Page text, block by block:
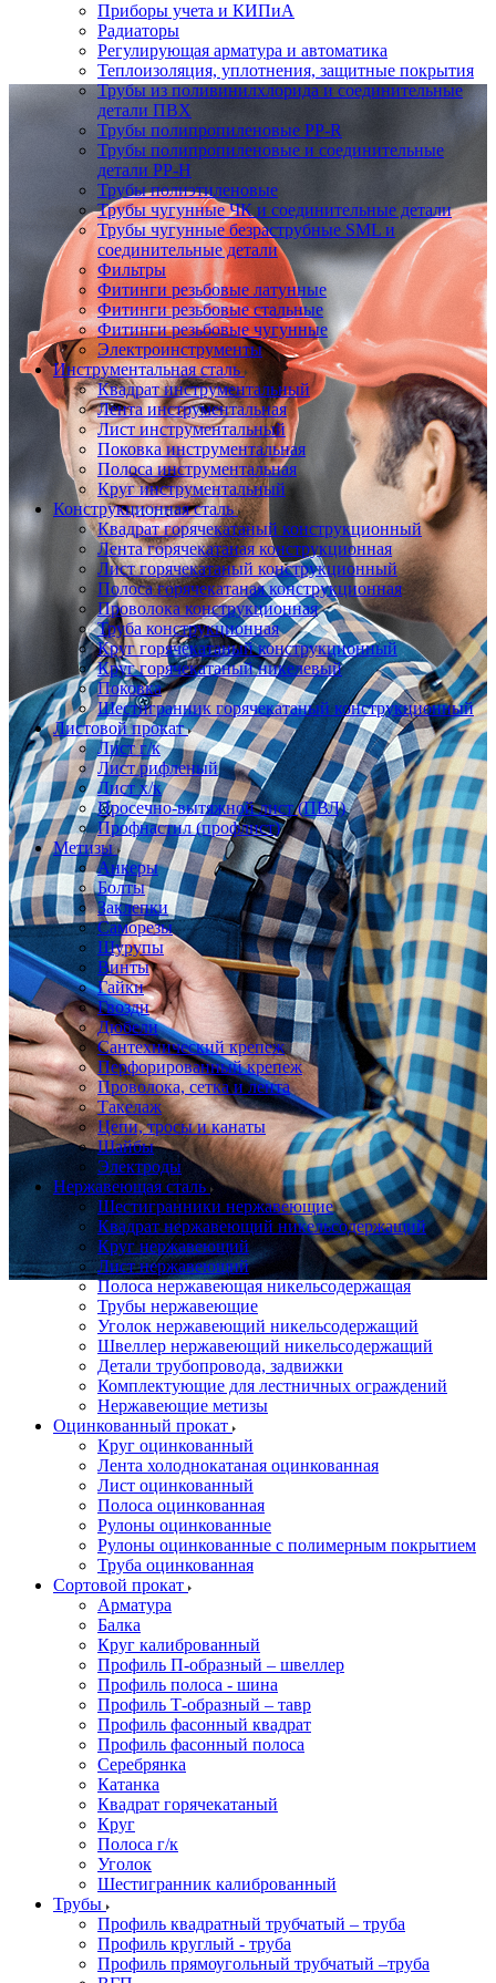
Приборы учета и КИПиА
Радиаторы
Регулирующая арматура и автоматика
Теплоизоляция, уплотнения, защитные покрытия
Трубы из поливинилхлорида и соединительные
детали ПВХ
Трубы полипропиленовые PP-R
Трубы полипропиленовые и соединительные
детали PP-H
Трубы полиэтиленовые
Трубы чугунные ЧК и соединительные детали
Трубы чугунные безраструбные SML и
соединительные детали
Фильтры
Фитинги резьбовые латунные
Фитинги резьбовые стальные
Фитинги резьбовые чугунные
Электроинструменты
Инструментальная сталь
Квадрат инструментальный
Лента инструментальная
Лист инструментальный
Поковка инструментальная
Полоса инструментальная
Круг инструментальный
Конструкционная сталь
Квадрат горячекатаный конструкционный
Лента горячекатаная конструкционная
Лист горячекатаный конструкционный
Полоса горячекатаная конструкционная
Проволока конструкционная
Труба конструкционная
Круг горячекатаный конструкционный
Круг горячекатаный никелевый
Поковка
Шестигранник горячекатаный конструкционный
Листовой прокат
Лист г/к
Лист рифленый
Лист х/к
Просечно-вытяжной лист (ПВЛ)
Профнастил (профлист)
Метизы
Анкеры
Болты
Заклепки
Саморезы
Шурупы
Винты
Гайки
Гвозди
Дюбели
Сантехнический крепеж
Перфорированный крепеж
Проволока, сетка и лента
Такелаж
Цепи, тросы и канаты
Шайбы
Электроды
Нержавеющая сталь
Шестигранники нержавеющие
Квадрат нержавеющий никельсодержащий
Круг нержавеющий
Лист нержавеющий
Полоса нержавеющая никельсодержащая
Трубы нержавеющие
Уголок нержавеющий никельсодержащий
Швеллер нержавеющий никельсодержащий
Детали трубопровода, задвижки
Комплектующие для лестничных ограждений
Нержавеющие метизы
Оцинкованный прокат
Круг оцинкованный
Лента холоднокатаная оцинкованная
Лист оцинкованный
Полоса оцинкованная
Рулоны оцинкованные
Рулоны оцинкованные с полимерным покрытием
Труба оцинкованная
Сортовой прокат
Арматура
Балка
Круг калиброванный
Профиль П-образный – швеллер
Профиль полоса - шина
Профиль Т-образный – тавр
Профиль фасонный квадрат
Профиль фасонный полоса
Серебрянка
Катанка
Квадрат горячекатаный
Круг
Полоса г/к
Уголок
Шестигранник калиброванный
Трубы
Профиль квадратный трубчатый – труба
Профиль круглый - труба
Профиль прямоугольный трубчатый –труба